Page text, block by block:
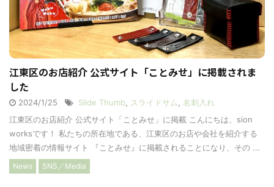
江東区のお店紹介 公式サイト「ことみせ」に掲載されま
した
2024/1/25 Slide Thumb, スライドサム, 名刺入れ
江東区のお店紹介 公式サイト「ことみせ」に掲載 こんにちは、sion
worksです！ 私たちの所在地である、江東区のお店や会社を紹介する
地域密着の情報サイト 『ことみせ』に掲載されることになり、その ...
News SNS／Media